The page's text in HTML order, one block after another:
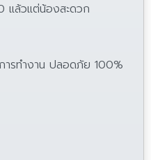
แล้วแต่น้องสะดวก
รทำงาน ปลอดภัย 100%